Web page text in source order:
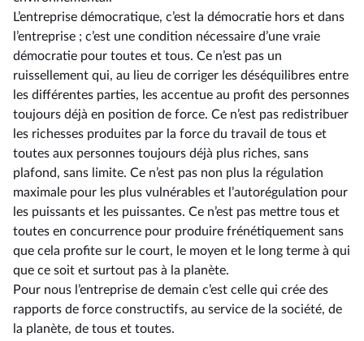
L’entreprise démocratique, c’est la démocratie hors et dans
l’entreprise ; c’est une condition nécessaire d’une vraie
démocratie pour toutes et tous. Ce n’est pas un
ruissellement qui, au lieu de corriger les déséquilibres entre
les différentes parties, les accentue au profit des personnes
toujours déjà en position de force. Ce n’est pas redistribuer
les richesses produites par la force du travail de tous et
toutes aux personnes toujours déjà plus riches, sans
plafond, sans limite. Ce n’est pas non plus la régulation
maximale pour les plus vulnérables et l’autorégulation pour
les puissants et les puissantes. Ce n’est pas mettre tous et
toutes en concurrence pour produire frénétiquement sans
que cela profite sur le court, le moyen et le long terme à qui
que ce soit et surtout pas à la planète.
Pour nous l’entreprise de demain c’est celle qui crée des
rapports de force constructifs, au service de la société, de
la planète, de tous et toutes.